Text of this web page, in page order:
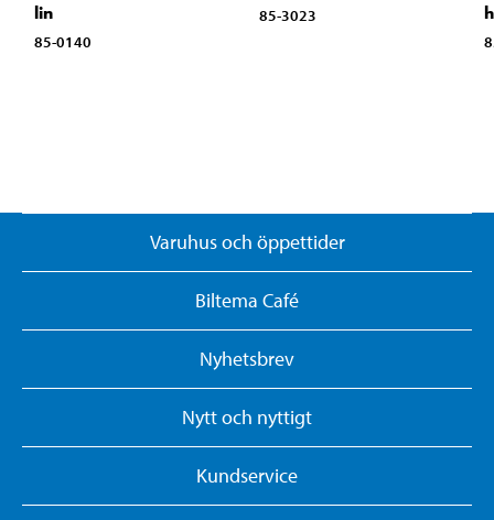
lin
85-0140
85-3023
Varuhus och öppettider
Biltema Café
Nyhetsbrev
Nytt och nyttigt
Kundservice